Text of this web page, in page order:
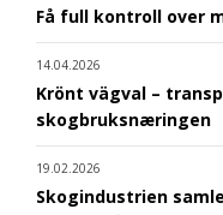
Få full kontroll over
14.04.2026
Krönt vägval –
skogbruksnæringen
19.02.2026
Skogindustrien